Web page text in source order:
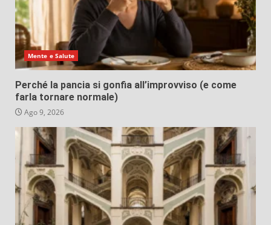
Mente e Salute
Perché la pancia si gonfia all’improvviso (e come
farla tornare normale)
Ago 9, 2026